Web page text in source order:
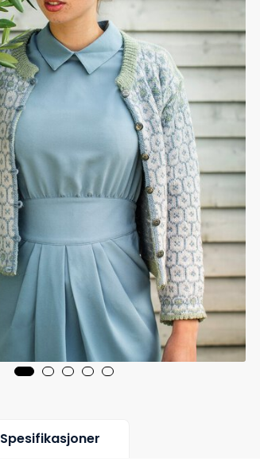
Spesifikasjoner